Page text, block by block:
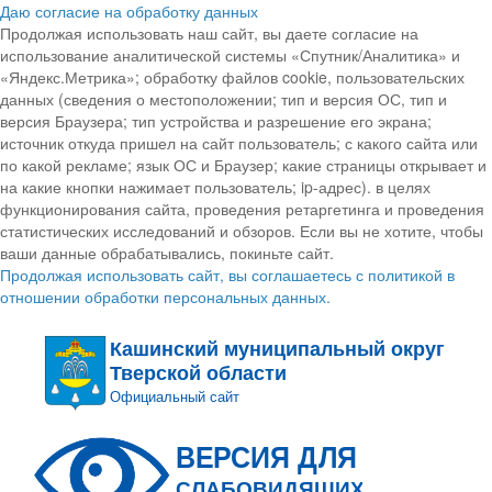
Даю согласие на обработку данных
Продолжая использовать наш сайт, вы даете согласие на
использование аналитической системы «Спутник/Аналитика» и
«Яндекс.Метрика»; обработку файлов cookie, пользовательских
данных (сведения о местоположении; тип и версия ОС, тип и
версия Браузера; тип устройства и разрешение его экрана;
источник откуда пришел на сайт пользователь; с какого сайта или
по какой рекламе; язык ОС и Браузер; какие страницы открывает и
на какие кнопки нажимает пользователь; ip-адрес). в целях
функционирования сайта, проведения ретаргетинга и проведения
статистических исследований и обзоров. Если вы не хотите, чтобы
ваши данные обрабатывались, покиньте сайт.
Продолжая использовать сайт, вы соглашаетесь с политикой в
отношении обработки персональных данных.